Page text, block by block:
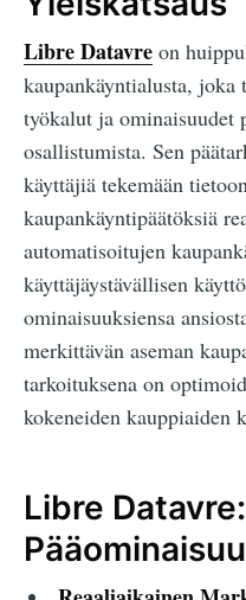
Libre Datavre on
kaupankäyntialusta,
työkalut ja ominaisuudet
osallistumista. Sen
käyttäjiä tekemään
kaupankäyntipäätöksiä
automatisoitujen
käyttäjäystävällisen
ominaisuuksiensa
merkittävän aseman
tarkoituksena on
kokeneiden kauppiaiden
Libre